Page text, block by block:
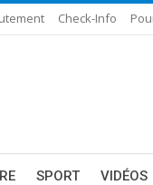
Check-Info
SPORT VIDÉOS